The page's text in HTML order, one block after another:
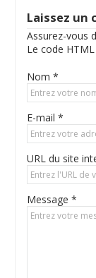
Laissez un
Assurez-vous
Le code
Nom *
E-mail *
URL du site
Message *